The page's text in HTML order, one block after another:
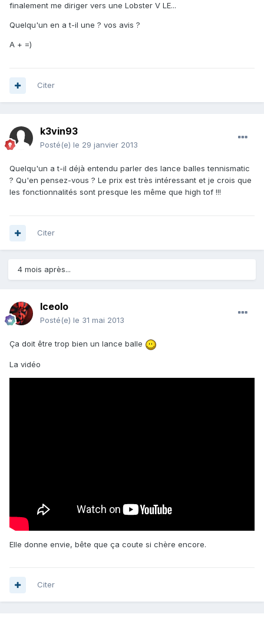
finalement me diriger vers une Lobster V LE...
Quelqu'un en a t-il une ? vos avis ?
A + =)
Citer
k3vin93
Posté(e) le 29 janvier 2013
Quelqu'un a t-il déjà entendu parler des lance balles tennismatic
? Qu'en pensez-vous ? Le prix est très intéressant et je crois que
les fonctionnalités sont presque les même que high tof !!!
Citer
4 mois après...
Iceolo
Posté(e) le 31 mai 2013
Ça doit être trop bien un lance balle
La vidéo
Elle donne envie, bête que ça coute si chère encore.
Citer